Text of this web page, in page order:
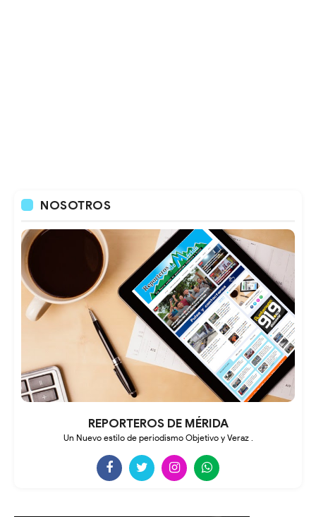
NOSOTROS
REPORTEROS DE MÉRIDA
Un Nuevo estilo de periodismo Objetivo y Veraz .